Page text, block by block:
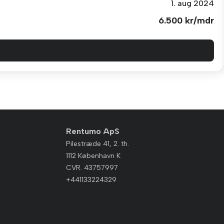
1. aug 2024
6.500 kr/mdr
Rentumo ApS
Pilestræde 41, 2. th.
1112 København K
CVR. 43757997
+441133224329